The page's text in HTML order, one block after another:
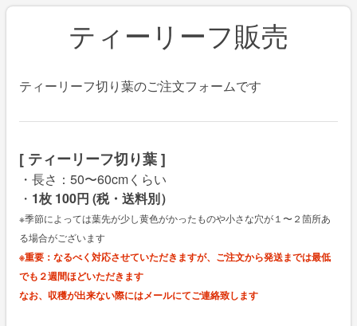
ティーリーフ販売
ティーリーフ切り葉のご注文フォームです
[ ティーリーフ切り葉 ]
・長さ：50〜60cmくらい
・ 1枚 100円 (税・送料別）
※季節によっては葉先が少し黄色がかったものや小さな穴が１〜２箇所あ
る場合がございます
※重要：なるべく対応させていただきますが、ご注文から発送までは最低
でも２週間ほどいただきます
なお、収穫が出来ない際にはメールにてご連絡致します